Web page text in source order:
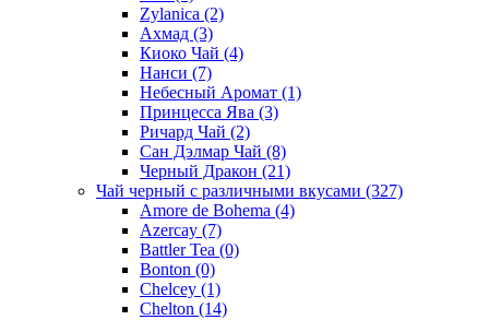
Zylanica (2)
Ахмад (3)
Киоко Чай (4)
Нанси (7)
Небесный Аромат (1)
Принцесса Ява (3)
Ричард Чай (2)
Сан Дэлмар Чай (8)
Черный Дракон (21)
Чай черный с различными вкусами (327)
Amore de Bohema (4)
Azercay (7)
Battler Tea (0)
Bonton (0)
Chelcey (1)
Chelton (14)